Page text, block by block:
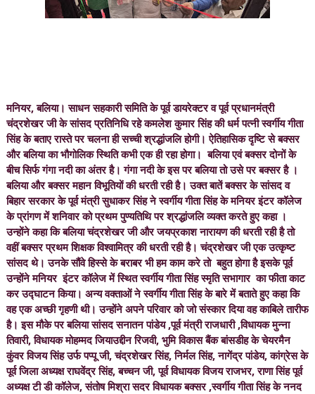
मनियर, बलिया। साधन सहकारी समिति के पूर्व डायरेक्टर व पूर्व प्रधानमंत्री
चंद्रशेखर जी के सांसद प्रतिनिधि रहे कमलेश कुमार सिंह की धर्म पत्नी स्वर्गीय गीता
सिंह के बताए रास्ते पर चलना ही सच्ची श्रद्धांजलि होगी। ऐतिहासिक दृष्टि से बक्सर
और बलिया का भौगोलिक स्थिति कभी एक ही रहा होगा। बलिया एवं बक्सर दोनों के
बीच सिर्फ गंगा नदी का अंतर है। गंगा नदी के इस पर बलिया तो उसे पर बक्सर है ।
बलिया और बक्सर महान विभूतियों की धरती रही है। उक्त बातें बक्सर के सांसद व
बिहार सरकार के पूर्व मंत्री सुधाकर सिंह ने स्वर्गीय गीता सिंह के मनियर इंटर कॉलेज
के प्रांगण में शनिवार को प्रथम पुण्यतिथि पर श्रद्धांजलि व्यक्त करते हुए कहा ।
उन्होंने कहा कि बलिया चंद्रशेखर जी और जयप्रकाश नारायण की धरती रही है तो
वहीं बक्सर प्रथम शिक्षक विश्वामित्र की धरती रही है। चंद्रशेखर जी एक उत्कृष्ट
सांसद थे। उनके सौंवे हिस्से के बराबर भी हम काम करे तो बहुत होगा है इसके पूर्व
उन्होंने मनियर इंटर कॉलेज में स्थित स्वर्गीय गीता सिंह स्मृति सभागार का फीता काट
कर उद्घाटन किया। अन्य वक्ताओं ने स्वर्गीय गीता सिंह के बारे में बताते हुए कहा कि
वह एक अच्छी गृहणी थी। उन्होंने अपने परिवार को जो संस्कार दिया वह काबिले तारीफ
है। इस मौके पर बलिया सांसद सनातन पांडेय ,पूर्व मंत्री राजधारी ,विधायक मुन्ना
तिवारी, विधायक मोहम्मद जियाउद्दीन रिजवी, भुमि विकास बैंक बांसडीह के चेयरमैन
कुंवर विजय सिंह उर्फ पप्पू जी, चंद्रशेखर सिंह, निर्मल सिंह, नागेंद्र पांडेय, कांग्रेस के
पूर्व जिला अध्यक्ष राघवेंद्र सिंह, बच्चन जी, पूर्व विधायक विजय राजभर, राणा सिंह पूर्व
अध्यक्ष टी डी कॉलेज, संतोष मिश्रा सदर विधायक बक्सर ,स्वर्गीय गीता सिंह के ननद